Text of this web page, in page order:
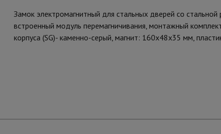
Замок электромагнитный для стальных дверей со
встроенный модуль перемагничивания, монтажный
корпуса (SG)- каменно-серый, магнит: 160х48х35 мм,